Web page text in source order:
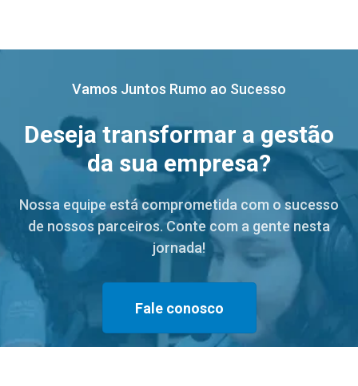
Vamos Juntos Rumo ao Sucesso
Deseja transformar a gestão
da sua empresa?
Nossa equipe está comprometida com o sucesso
de nossos parceiros. Conte com a gente nesta
jornada!
Fale conosco